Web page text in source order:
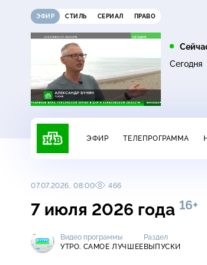
ЭФИР СТИЛЬ СЕРИАЛ ПРАВО
Сегодня
16+
12:00
Жди меня
ЭФИР ТЕЛЕПРОГРАММА
07.07.2026, 08:00 466
7 июля 2026 года 16+
Видео программы
УТРО. САМОЕ ЛУЧШЕЕ
Раздел
ВЫПУСКИ